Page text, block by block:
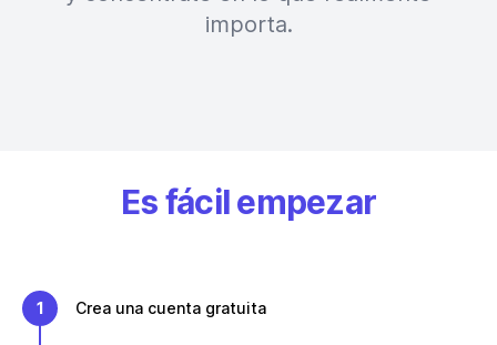
importa.
Es fácil empezar
1 Crea una cuenta gratuita